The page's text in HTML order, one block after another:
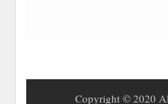
Copyright © 2020